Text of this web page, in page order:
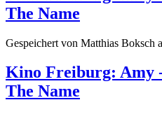
The Name
Gespeichert von Matthias Boksch
Kino Freiburg: Amy
The Name